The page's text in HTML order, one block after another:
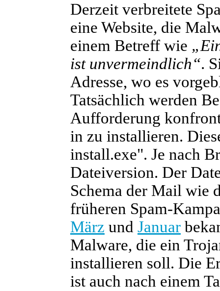
Derzeit verbreitete
eine Website, die
einem Betreff wie
ist unvermeindlich“.
Adresse, wo es
Tatsächlich werden
Aufforderung
in zu installieren.
install.exe". Je nach
Dateiversion. Der
Schema der Mail wie
früheren Spam-
März und Januar
Malware, die ein
installieren soll. Die
ist auch nach einem